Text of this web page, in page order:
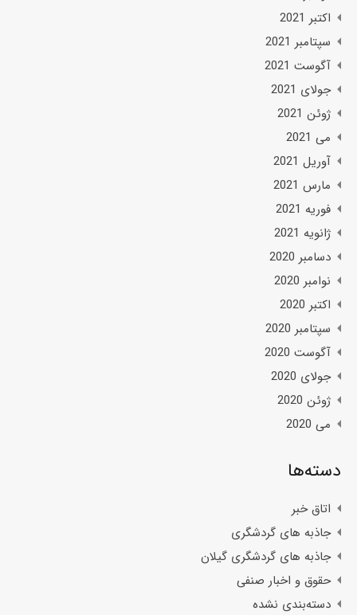
اکتبر 2021
سپتامبر 2021
آگوست 2021
جولای 2021
ژوئن 2021
می 2021
آوریل 2021
مارس 2021
فوریه 2021
ژانویه 2021
دسامبر 2020
نوامبر 2020
اکتبر 2020
سپتامبر 2020
آگوست 2020
جولای 2020
ژوئن 2020
می 2020
دسته‌ها
اتاق خبر
جاذبه های گردشگری
جاذبه های گردشگری گیلان
حقوق و اخبار صنفی
دسته‌بندی نشده